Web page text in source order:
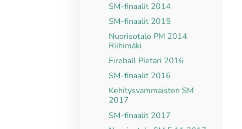
SM-finaalit 2014
SM-finaalit 2015
Nuorisotalo PM 2014
Riihimäki
Fireball Pietari 2016
SM-finaalit 2016
Kehitysvammaisten SM
2017
SM-finaalit 2017